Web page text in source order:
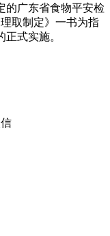
的广东省食物平安检
取制定》一书为指
式实施。